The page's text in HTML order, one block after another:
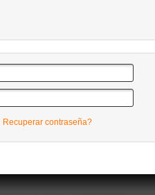
Recuperar contraseña?